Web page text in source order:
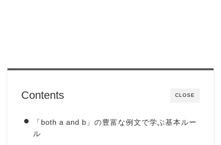
CLOSE
Contents
「both a and b」の豊富な例文で学ぶ基本ルー
ル